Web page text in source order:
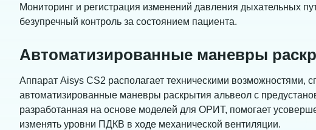
Мониторинг и регистрация изменений давления дыхательных
безупречный контроль за состоянием пациента.
Автоматизированные маневры
Аппарат Aisys CS2 располагает техническими возможностями,
автоматизированные маневры раскрытия альвеол с
разработанная на основе моделей для ОРИТ, помогает
изменять уровни ПДКВ в ходе механической вентиляции.